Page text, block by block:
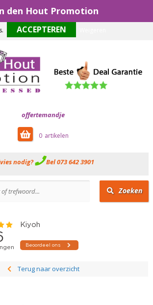
den Hout Promotion
offertemandje
0
nodig? Bel 073 642 3901
Zoeken
Terug naar overzicht
te laten functioneren maken wij gebruik van